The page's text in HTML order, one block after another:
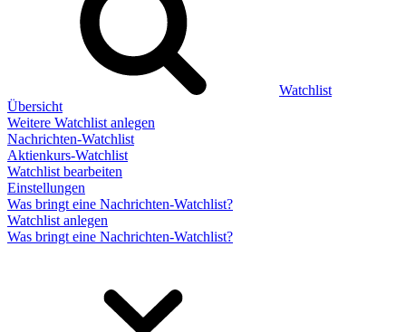
Watchlist
Übersicht
Weitere Watchlist anlegen
Nachrichten-Watchlist
Aktienkurs-Watchlist
Watchlist bearbeiten
Einstellungen
Was bringt eine Nachrichten-Watchlist?
Watchlist anlegen
Was bringt eine Nachrichten-Watchlist?